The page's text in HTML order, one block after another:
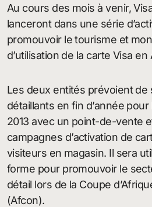
Au cours des mois à venir,
lanceront dans une série
promouvoir le tourisme et
d’utilisation de la carte Visa
Les deux entités prévoient de
détaillants en fin d’année
2013 avec un point-de-vente
campagnes d’activation de
visiteurs en magasin. Il sera
forme pour promouvoir le
détail lors de la Coupe
(Afcon).